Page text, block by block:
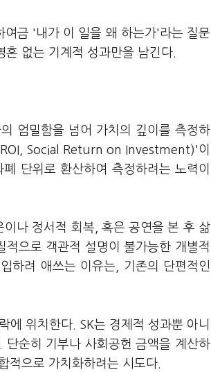
여금 '내가 이 일을 왜 하는가'라는 질문
없는 기계적 성과만을 남긴다.
엄밀함을 넘어 가치의 깊이를 측정하
ROI, Social Return on Investment)'이
단위로 환산하여 측정하려는 노력이
나 정서적 회복, 혹은 공연을 본 후 삶
으로 객관적 설명이 불가능한 개별적
하려 애쓰는 이유는, 기존의 단편적인
위치한다. SK는 경제적 성과뿐 아니
순히 기부나 사회공헌 금액을 계산하
적으로 가치화하려는 시도다.